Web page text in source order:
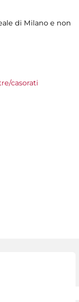
di Milano e non
casorati